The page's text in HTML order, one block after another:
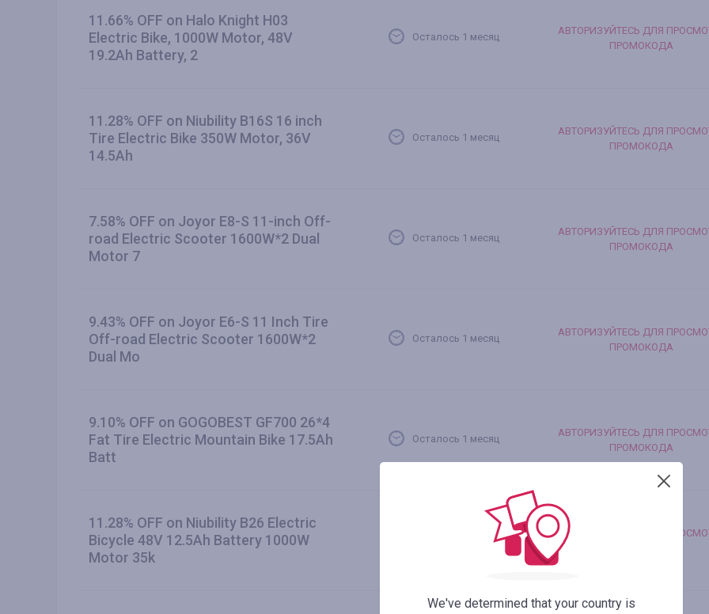
11.66% OFF on Halo Knight H03
Electric Bike, 1000W Motor, 48V
19.2Ah Battery, 2
Осталось 1 месяц
АВТОРИЗУЙТЕСЬ ДЛЯ
ПРОМОКОДА
11.28% OFF on Niubility B16S 16 inch
Tire Electric Bike 350W Motor, 36V
14.5Ah
Осталось 1 месяц
АВТОРИЗУЙТЕСЬ ДЛЯ
ПРОМОКОДА
7.58% OFF on Joyor E8-S 11-inch Off-
road Electric Scooter 1600W*2 Dual
Motor 7
Осталось 1 месяц
АВТОРИЗУЙТЕСЬ ДЛЯ
ПРОМОКОДА
9.43% OFF on Joyor E6-S 11 Inch Tire
Off-road Electric Scooter 1600W*2
Dual Mo
Осталось 1 месяц
АВТОРИЗУЙТЕСЬ ДЛЯ
ПРОМОКОДА
9.10% OFF on GOGOBEST GF700 26*4
Fat Tire Electric Mountain Bike 17.5Ah
Batt
Осталось 1 месяц
АВТОРИЗУЙТЕСЬ ДЛЯ
ПРОМОКОДА
11.28% OFF on Niubility B26 Electric
Bicycle 48V 12.5Ah Battery 1000W
Motor 35k
Осталось 1 месяц
АВТОРИЗУЙТЕСЬ ДЛЯ
We've determined that your country is